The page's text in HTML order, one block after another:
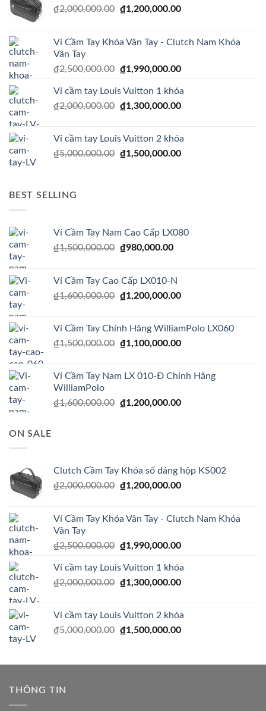
₫2,000,000.00 Giá
₫2,000,000.00.
₫1,200,000.00Giá
là:
Ví Cầm Tay Khóa Vân Tay - Clutch Nam Khóa
Vân Tay
₫2,500,000.00 Giá
là:
₫2,500,000.00.
₫1,990,000.00Giá
tại
là:
Ví cầm tay Louis Vuitton 1 khóa
₫2,000,000.00 Giá
₫2,000,000.00.
₫1,300,000.00Giá
là:
₫1,300,000.00.
Ví cầm tay Louis Vuitton 2 khóa
₫5,000,000.00 Giá
₫1,500,000.00Giá
BEST SELLING
Ví Cầm Tay Nam Cao Cấp LX080
₫1,500,000.00 Giá
₫1,500,000.00.
₫980,000.00Giá
là:
₫980,000.00.
Ví Cầm Tay Cao Cấp LX010-N
₫1,600,000.00 Giá
₫1,600,000.00.
₫1,200,000.00Giá
là:
₫1,200,000.00.
Ví Cầm Tay Chính Hãng WilliamPolo LX060
₫1,500,000.00 Giá
₫1,500,000.00.
₫1,100,000.00Giá
là:
Ví Cầm Tay Nam LX 010-Đ Chính Hãng
WilliamPolo
₫1,600,000.00 Giá
₫1,200,000.00Giá
ON SALE
Clutch Cầm Tay Khóa số dáng hộp KS002
₫2,000,000.00 Giá
₫2,000,000.00.
₫1,200,000.00Giá
là:
Ví Cầm Tay Khóa Vân Tay - Clutch Nam Khóa
Vân Tay
₫2,500,000.00 Giá
là:
₫2,500,000.00.
₫1,990,000.00Giá
tại
là:
Ví cầm tay Louis Vuitton 1 khóa
₫2,000,000.00 Giá
₫2,000,000.00.
₫1,300,000.00Giá
là:
₫1,300,000.00.
Ví cầm tay Louis Vuitton 2 khóa
₫5,000,000.00 Giá
₫5,000,000.00.
₫1,500,000.00Giá
là:
THÔNG TIN